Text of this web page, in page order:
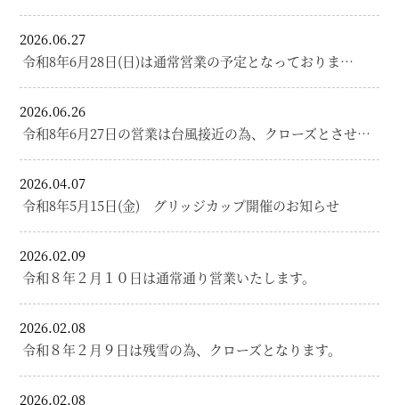
2026.06.27
令和8年6月28日(日)は通常営業の予定となっておりま…
2026.06.26
令和8年6月27日の営業は台風接近の為、クローズとさせ…
2026.04.07
令和8年5月15日(金) グリッジカップ開催のお知らせ
2026.02.09
令和８年２月１０日は通常通り営業いたします。
2026.02.08
令和８年２月９日は残雪の為、クローズとなります。
2026.02.08